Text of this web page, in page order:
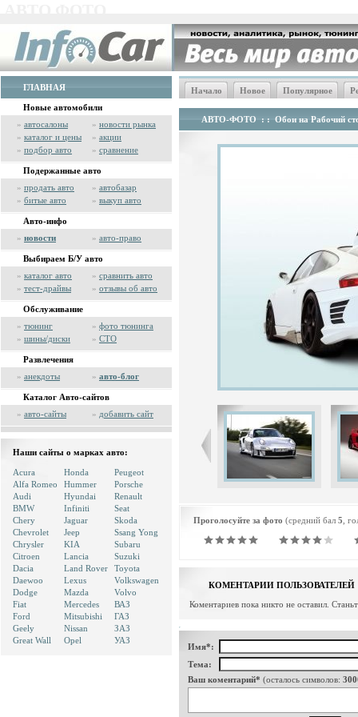
ГЛАВНАЯ
Новые автомобили
» автосалоны » новости рынка
» каталог и цены » акции
» подбор авто » сравнение
Подержанные авто
» продать авто » автобазар
» битые авто » выкуп авто
Авто-инфо
» новости » авто-право
Выбираем Б/У авто
» каталог авто » сравнить авто
» тест-драйвы » отзывы об авто
Обслуживание
» тюнинг » фото тюнинга
» шины/диски » СТО
Развлечения
» анекдоты » авто-блог
Каталог Авто-сайтов
» авто-сайты » добавить сайт
Наши сайты о марках авто:
Acura
Alfa Romeo
Audi
BMW
Chery
Chevrolet
Chrysler
Citroen
Dacia
Daewoo
Dodge
Fiat
Ford
Geely
Great Wall
Honda
Hummer
Hyundai
Infiniti
Jaguar
Jeep
KIA
Lancia
Land Rover
Lexus
Mazda
Mercedes
Mitsubishi
Nissan
Opel
Peugeot
Porsche
Renault
Seat
Skoda
Ssang Yong
Subaru
Suzuki
Toyota
Volkswagen
Volvo
ВАЗ
ГАЗ
ЗАЗ
УАЗ
Начало Новое Популярное
АВТО-ФОТО : : Обои на Рабочий
Проголосуйте за фото (средний бал 5 ,
КОМЕНТАРИИ ПОЛЬЗОВАТЕЛЕЙ
Коментариев пока никто не оставил.
Имя*:
Тема:
Ваш коментарий* (осталось символов: